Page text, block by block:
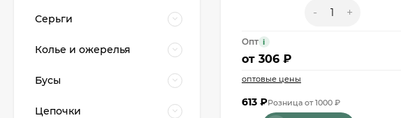
- +
Опт i
от 306 ₽
оптовые цены
613 ₽Розница от 1000 ₽
Серьги
Колье и ожерелья
Бусы
Цепочки